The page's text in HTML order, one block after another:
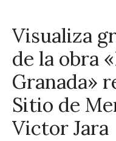
Visualiza
de la obra
Granada»
Sitio de
Victor Jara